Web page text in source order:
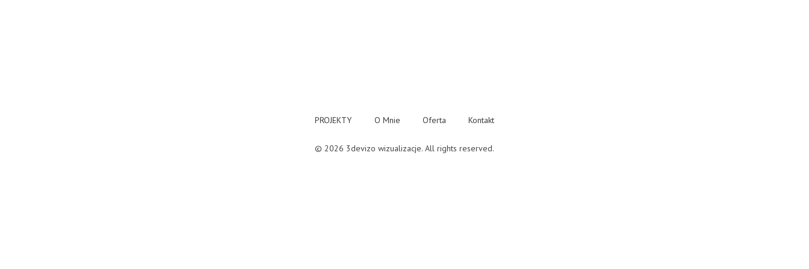
PROJEKTY O Mnie Oferta Kontakt
© 2026 3devizo wizualizacje. All rights reserved.